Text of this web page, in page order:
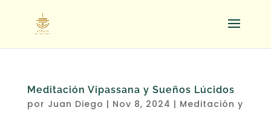
Meditación Vipassana y Sueños Lúcidos
por Juan Diego | Nov 8, 2024 | Meditación y